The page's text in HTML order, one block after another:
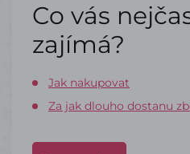
Co vás
zajímá?
Jak nakupovat
Za jak dlouho dostanu